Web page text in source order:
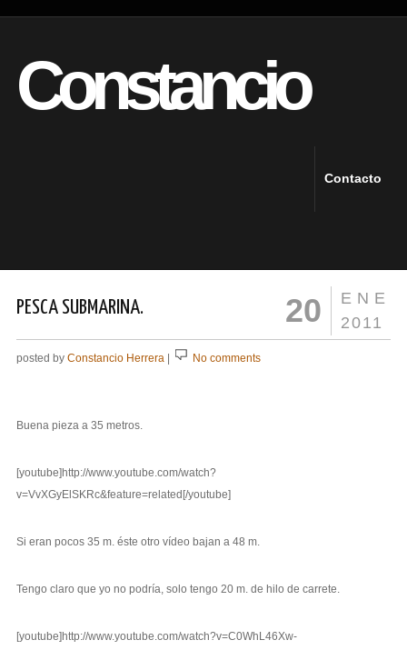
Constancio
Contacto
PESCA SUBMARINA.
ENE
2011
20
posted by Constancio Herrera | No comments
Buena pieza a 35 metros.
[youtube]http://www.youtube.com/watch?
v=VvXGyElSKRc&feature=related[/youtube]
Si eran pocos 35 m. éste otro vídeo bajan a 48 m.
Tengo claro que yo no podría, solo tengo 20 m. de hilo de carrete.
[youtube]http://www.youtube.com/watch?v=C0WhL46Xw-